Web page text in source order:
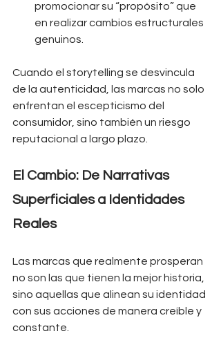
promocionar su “propósito” que
en realizar cambios estructurales
genuinos.
Cuando el storytelling se desvincula
de la autenticidad, las marcas no solo
enfrentan el escepticismo del
consumidor, sino también un riesgo
reputacional a largo plazo.
El Cambio: De Narrativas
Superficiales a Identidades
Reales
Las marcas que realmente prosperan
no son las que tienen la mejor historia,
sino aquellas que alinean su identidad
con sus acciones de manera creíble y
constante.